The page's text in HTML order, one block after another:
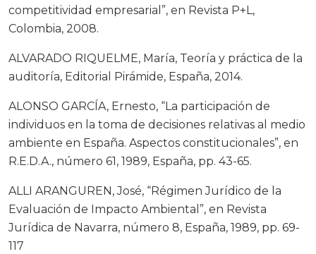
competitividad empresarial”, en Revista P+L,
Colombia, 2008.
ALVARADO RIQUELME, María, Teoría y práctica de la
auditoría, Editorial Pirámide, España, 2014.
ALONSO GARCÍA, Ernesto, “La participación de
individuos en la toma de decisiones relativas al medio
ambiente en España. Aspectos constitucionales”, en
R.E.D.A., número 61, 1989, España, pp. 43-65.
ALLI ARANGUREN, José, “Régimen Jurídico de la
Evaluación de Impacto Ambiental”, en Revista
Jurídica de Navarra, número 8, España, 1989, pp. 69-
117